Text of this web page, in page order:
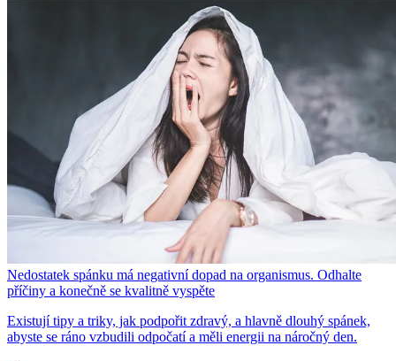
Nedostatek spánku má negativní dopad na organismus. Odhalte
příčiny a konečně se kvalitně vyspěte
Existují tipy a triky, jak podpořit zdravý, a hlavně dlouhý spánek,
abyste se ráno vzbudili odpočatí a měli energii na náročný den.